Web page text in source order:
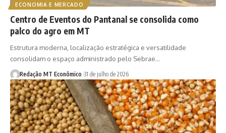
ECONOMIA E MERCADO
Centro de Eventos do Pantanal se consolida como
palco do agro em MT
Estrutura moderna, localização estratégica e versatilidade
consolidam o espaço administrado pelo Sebrae…
Redação MT Econômico 31 de julho de 2026